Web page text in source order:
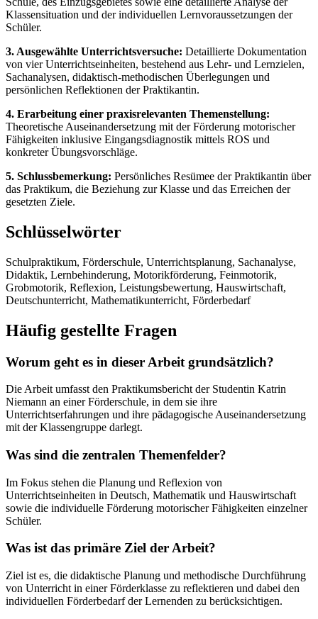
Klassensituation und der individuellen Lernvoraussetzungen der
Schüler.
3. Ausgewählte Unterrichtsversuche: Detaillierte Dokumentation
von vier Unterrichtseinheiten, bestehend aus Lehr- und Lernzielen,
Sachanalysen, didaktisch-methodischen Überlegungen und
persönlichen Reflektionen der Praktikantin.
4. Erarbeitung einer praxisrelevanten Themenstellung:
Theoretische Auseinandersetzung mit der Förderung motorischer
Fähigkeiten inklusive Eingangsdiagnostik mittels ROS und
konkreter Übungsvorschläge.
5. Schlussbemerkung: Persönliches Resümee der Praktikantin über
das Praktikum, die Beziehung zur Klasse und das Erreichen der
gesetzten Ziele.
Schlüsselwörter
Schulpraktikum, Förderschule, Unterrichtsplanung, Sachanalyse,
Didaktik, Lernbehinderung, Motorikförderung, Feinmotorik,
Grobmotorik, Reflexion, Leistungsbewertung, Hauswirtschaft,
Deutschunterricht, Mathematikunterricht, Förderbedarf
Häufig gestellte Fragen
Worum geht es in dieser Arbeit grundsätzlich?
Die Arbeit umfasst den Praktikumsbericht der Studentin Katrin
Niemann an einer Förderschule, in dem sie ihre
Unterrichtserfahrungen und ihre pädagogische Auseinandersetzung
mit der Klassengruppe darlegt.
Was sind die zentralen Themenfelder?
Im Fokus stehen die Planung und Reflexion von
Unterrichtseinheiten in Deutsch, Mathematik und Hauswirtschaft
sowie die individuelle Förderung motorischer Fähigkeiten einzelner
Schüler.
Was ist das primäre Ziel der Arbeit?
Ziel ist es, die didaktische Planung und methodische Durchführung
von Unterricht in einer Förderklasse zu reflektieren und dabei den
individuellen Förderbedarf der Lernenden zu berücksichtigen.